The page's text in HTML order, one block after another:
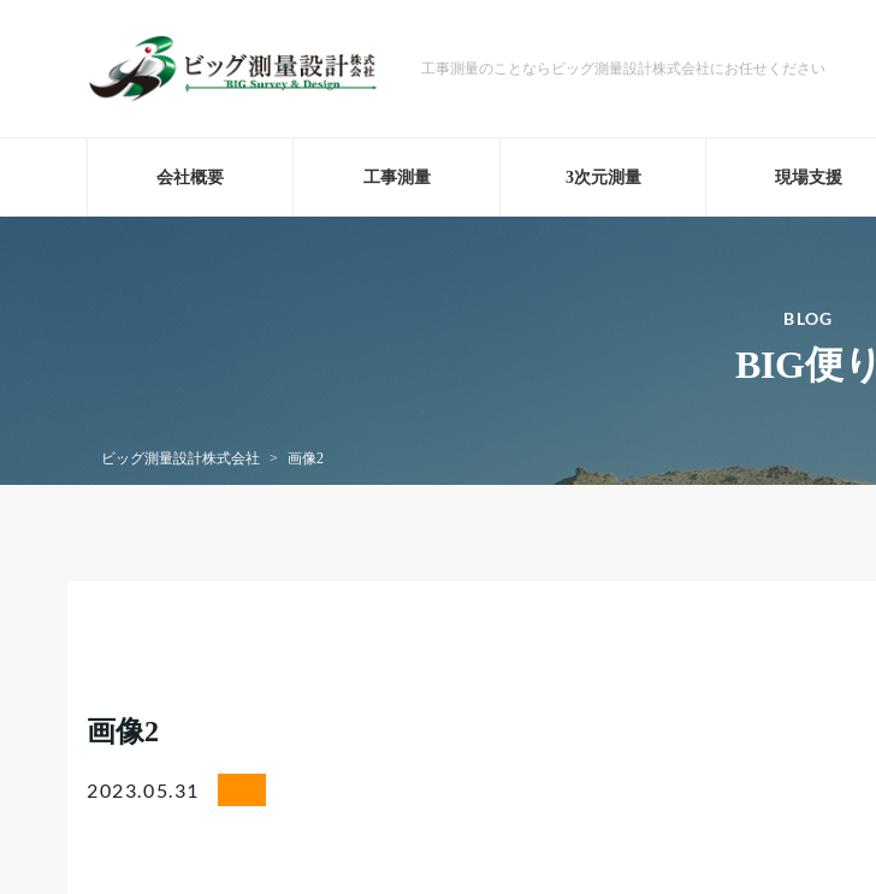
工事測量のことならビッグ測量設計株式会社にお任せください
会社概要 工事測量 3次元測量 現場支援
BLOG
BIG便り
ビッグ測量設計株式会社 > 画像2
画像2
2023.05.31